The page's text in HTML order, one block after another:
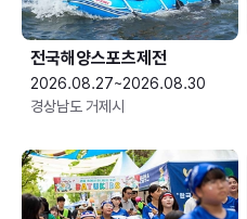
전국해양스포츠제전
2026.08.27~2026.08.30
경상남도 거제시